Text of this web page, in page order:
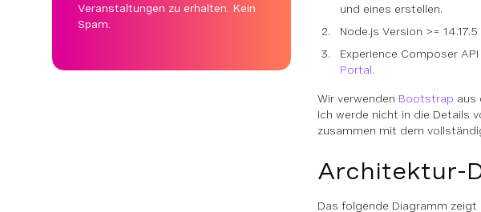
Veranstaltungen zu erhalten. Kein
Spam.
und eines erstellen.
Node.js Version >= 14.17.5
Experience Composer
Portal.
Wir verwenden Bootstrap aus
Ich werde nicht in die Details
zusammen mit dem
Architektur-
Das folgende Diagramm